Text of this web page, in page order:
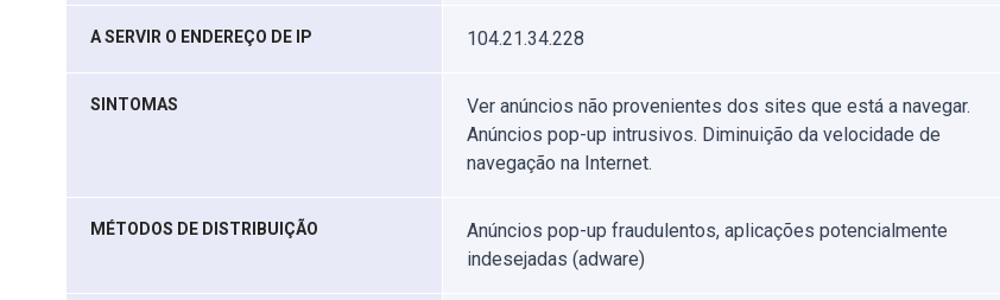
A SERVIR O ENDEREÇO DE IP 104.21.34.228
SINTOMAS
Ver anúncios não provenientes dos sites que está a navegar.
Anúncios pop-up intrusivos. Diminuição da velocidade de
navegação na Internet.
MÉTODOS DE DISTRIBUIÇÃO
Anúncios pop-up fraudulentos, aplicações potencialmente
indesejadas (adware)